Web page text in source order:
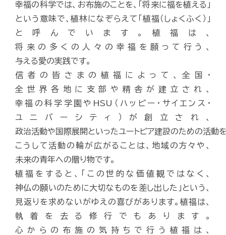
幸福の科学では、お布施のことを、「将来に福を植える」
という意味で、植林になぞらえて「植福（しょくふく）」
と呼んでいます。植福は、
将来の多くの人々の幸福を願って行う、
与える愛の実践です。
信者の皆さまの植福によって、全国・
全世界各地に支部や精舎が建立され、
幸福の科学学園やHSU（ハッピー・サイエンス・
ユニバーシティ）が創立され、
政治活動や国際展開といったユートピア建設のための活動
こうして活動の輪が広がることは、地域の方々や、
未来の青年への贈り物です。
植福をすると、「この世的な価値観ではなく、
神仏の願いのために大切なものを差し出した」という、
見返りを求めないがゆえの喜びがあります。植福は、
執着を去る修行でもあります。
心からの布施の気持ちで行う植福は、